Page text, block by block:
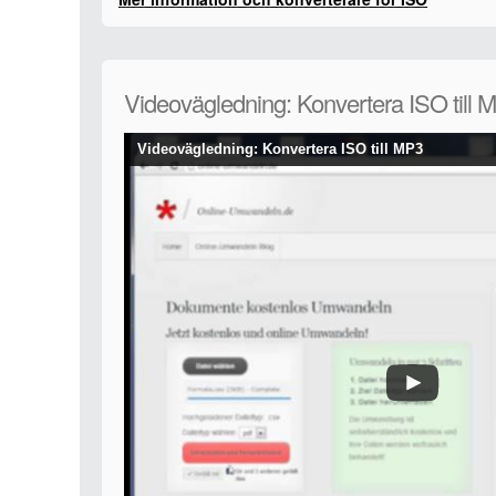
Videovägledning: Konvertera ISO till
Videovägledning: Konvertera ISO till MP3